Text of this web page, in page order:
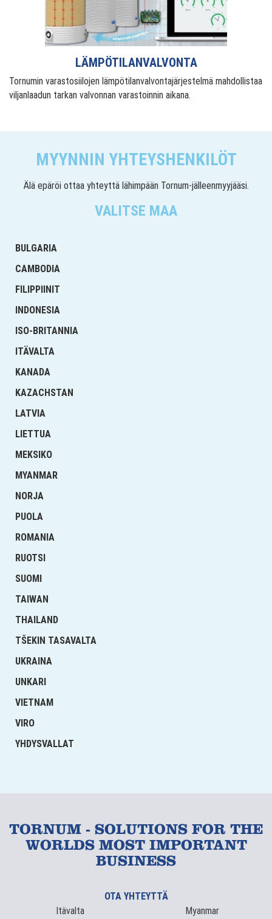
LÄMPÖTILANVALVONTA
Tornumin varastosiilojen lämpötilanvalvontajärjestelmä mahdollistaa
viljanlaadun tarkan valvonnan varastoinnin aikana.
MYYNNIN YHTEYSHENKILÖT
Älä epäröi ottaa yhteyttä lähimpään Tornum-jälleenmyyjääsi.
VALITSE MAA
BULGARIA
CAMBODIA
FILIPPIINIT
INDONESIA
ISO-BRITANNIA
ITÄVALTA
KANADA
KAZACHSTAN
LATVIA
LIETTUA
MEKSIKO
MYANMAR
NORJA
PUOLA
ROMANIA
RUOTSI
SUOMI
TAIWAN
THAILAND
TŠEKIN TASAVALTA
UKRAINA
UNKARI
VIETNAM
VIRO
YHDYSVALLAT
TORNUM - SOLUTIONS FOR THE
WORLDS MOST IMPORTANT
BUSINESS
OTA YHTEYTTÄ
Itävalta
Myanmar